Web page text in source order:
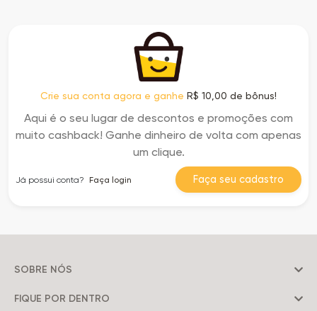
Crie sua conta agora e ganhe R$ 10,00 de bônus!
Aqui é o seu lugar de descontos e promoções com
muito cashback! Ganhe dinheiro de volta com apenas
um clique.
Faça seu cadastro
Já possui conta? Faça login
SOBRE NÓS
FIQUE POR DENTRO